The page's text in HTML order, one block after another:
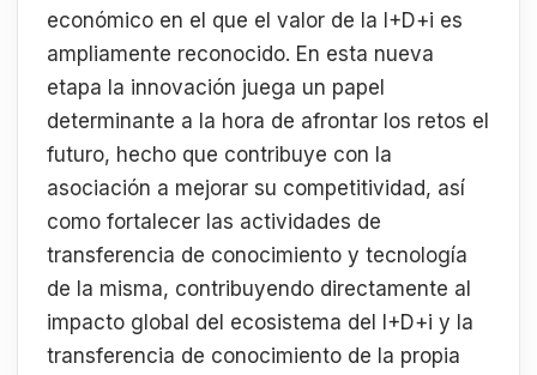
económico en el que el valor de la I+D+i es
ampliamente reconocido. En esta nueva
etapa la innovación juega un papel
determinante a la hora de afrontar los retos el
futuro, hecho que contribuye con la
asociación a mejorar su competitividad, así
como fortalecer las actividades de
transferencia de conocimiento y tecnología
de la misma, contribuyendo directamente al
impacto global del ecosistema del I+D+i y la
transferencia de conocimiento de la propia